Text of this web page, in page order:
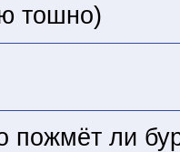
тошно)
пожмёт ли